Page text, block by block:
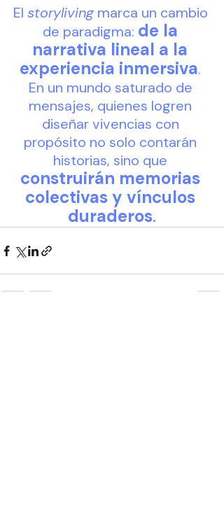
El storyliving marca un cambio
de paradigma: de la
narrativa lineal a la
experiencia inmersiva.
En un mundo saturado de
mensajes, quienes logren
diseñar vivencias con
propósito no solo contarán
historias, sino que
construirán memorias
colectivas y vínculos
duraderos.